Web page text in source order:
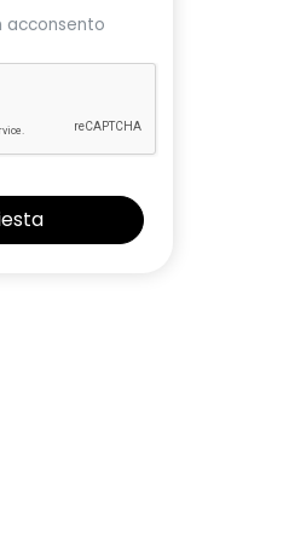
acconsento